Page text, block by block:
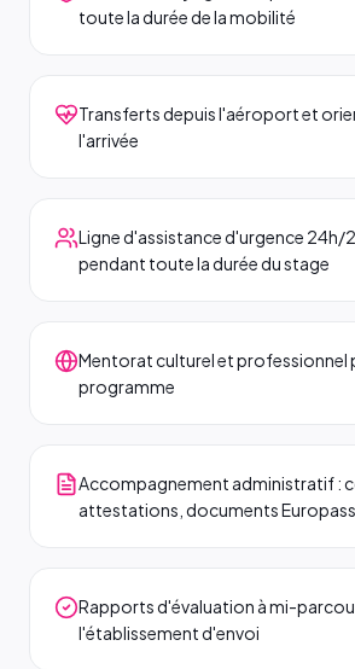
toute la durée de la mobilité
Transferts depuis l'aéroport et
l'arrivée
Ligne d'assistance d'urgence 24h/
pendant toute la durée du stage
Mentorat culturel et professionnel
programme
Accompagnement administratif :
attestations, documents Europass
Rapports d'évaluation à mi-
l'établissement d'envoi